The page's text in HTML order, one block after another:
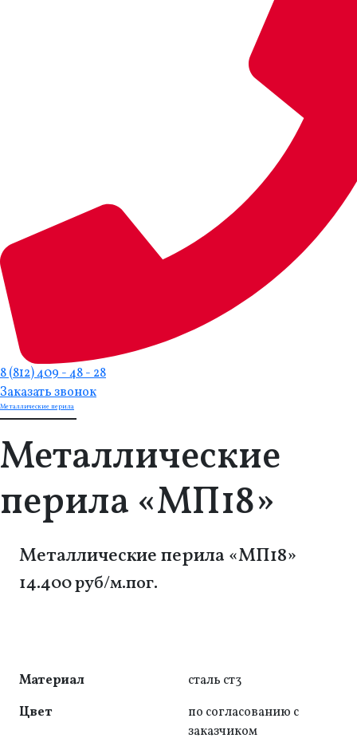
8 (812) 409 - 48 - 28
Заказать звонок
Металлические перила
Металлические
перила «МП18»
Металлические перила «МП18»
14.400 руб/м.пог.
Материал
сталь ст3
Цвет
по согласованию с
заказчиком